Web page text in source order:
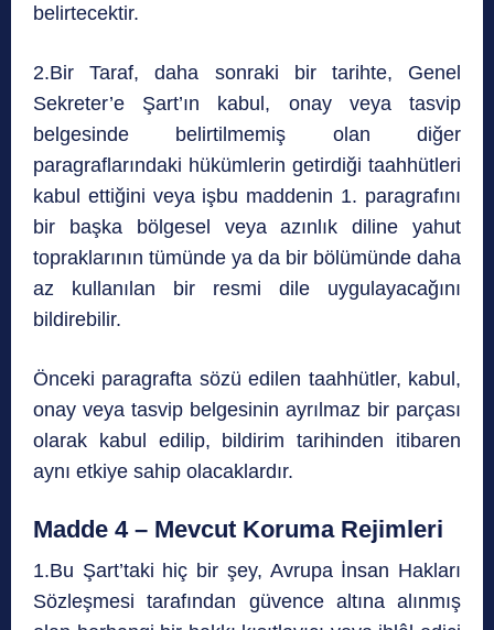
belirtecektir.
2.Bir Taraf, daha sonraki bir tarihte, Genel
Sekreter’e Şart’ın kabul, onay veya tasvip
belgesinde belirtilmemiş olan diğer
paragraflarındaki hükümlerin getirdiği taahhütleri
kabul ettiğini veya işbu maddenin 1. paragrafını
bir başka bölgesel veya azınlık diline yahut
topraklarının tümünde ya da bir bölümünde daha
az kullanılan bir resmi dile uygulayacağını
bildirebilir.
Önceki paragrafta sözü edilen taahhütler, kabul,
onay veya tasvip belgesinin ayrılmaz bir parçası
olarak kabul edilip, bildirim tarihinden itibaren
aynı etkiye sahip olacaklardır.
Madde 4 – Mevcut Koruma Rejimleri
1.Bu Şart’taki hiç bir şey, Avrupa İnsan Hakları
Sözleşmesi tarafından güvence altına alınmış